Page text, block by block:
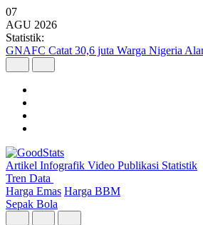
07
AGU 2026
Statistik:
GNAFC Catat 30,6 juta Warga Nigeria
Artikel Infografik Video Publikasi Statistik
Tren Data
Harga Emas Harga BBM
Sepak Bola